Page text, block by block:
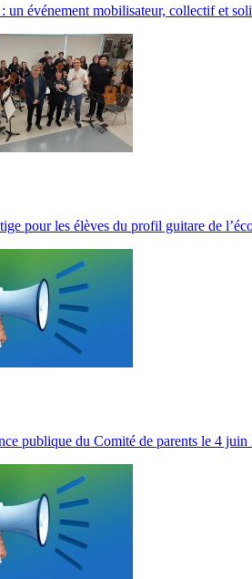
événement mobilisateur, collectif et
pour les élèves du profil guitare de
publique du Comité de parents le 4 juin